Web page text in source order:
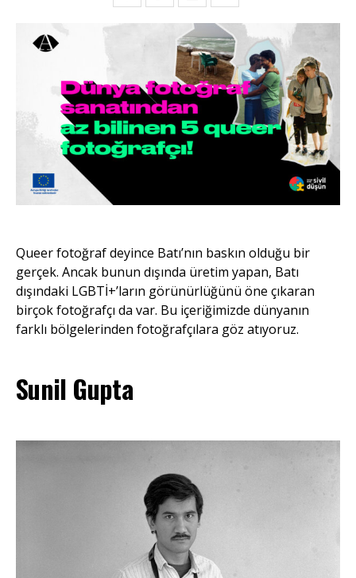
Queer fotoğraf deyince Batı’nın baskın olduğu bir
gerçek. Ancak bunun dışında üretim yapan, Batı
dışındaki LGBTİ+’ların görünürlüğünü öne çıkaran
birçok fotoğrafçı da var. Bu içeriğimizde dünyanın
farklı bölgelerinden fotoğrafçılara göz atıyoruz.
Sunil Gupta